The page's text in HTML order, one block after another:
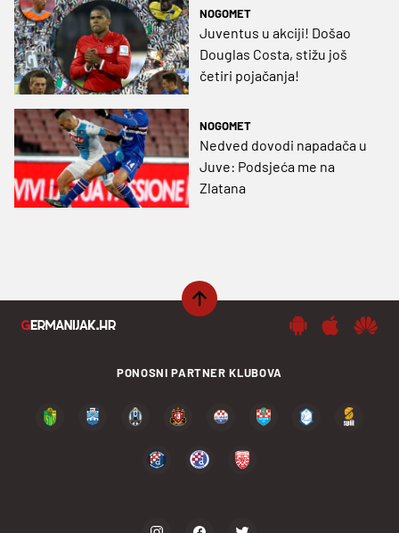
NOGOMET
Juventus u akciji! Došao
Douglas Costa, stižu još
četiri pojačanja!
NOGOMET
Nedved dovodi napadača u
Juve: Podsjeća me na
Zlatana
PONOSNI PARTNER KLUBOVA